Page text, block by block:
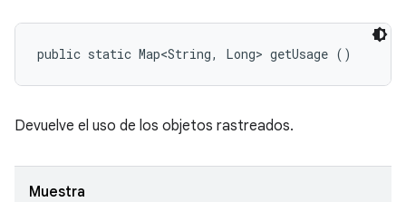
public static Map<String, Long> getUsage ()
Devuelve el uso de los objetos rastreados.
Muestra